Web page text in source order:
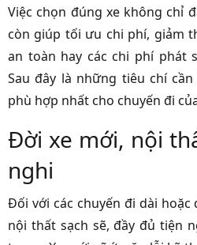
Việc chọn đúng xe không chỉ
còn giúp tối ưu chi phí, giảm
an toàn hay các chi phí phát
Sau đây là những tiêu chí
phù hợp nhất cho chuyến đi
Đời xe mới, nội
nghi
Đối với các chuyến đi dài hoặc
nội thất sạch sẽ, đầy đủ tiện